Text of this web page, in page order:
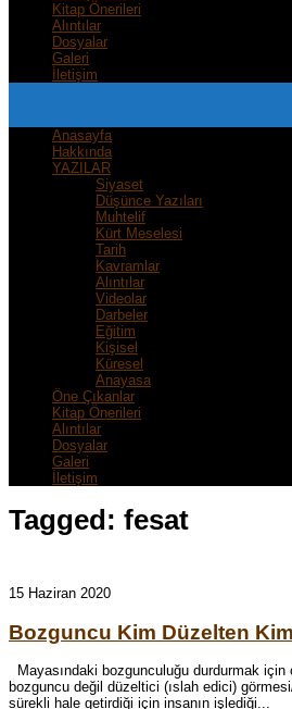
Kitap Önerileri
Alıntılar
Dosyalar
Galeri
İletişim
Anasayfa
Hakkında
YAZILAR
Siyaset
Düşünce Yazıları
Muhtelif
Kürt Meselesi
Tarih
Kavramlar
Alıntılar
Videolar
Darbeler
Eğitim
Kişisel
Küresel
Anayasa
Öne Çıkanlar
Kitap Önerileri
Alıntılar
Dosyalar
Galeri
İletişim
Tagged: fesat
15 Haziran 2020
Bozguncu Kim Düzelten
Mayasındaki bozgunculuğu durdurmak için
bozguncu değil düzeltici (ıslah edici)
sürekli hale getirdiği için insanın işlediği...